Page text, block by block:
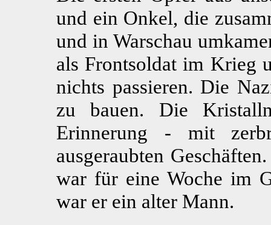
und ein Onkel, die
und in Warschau
als Frontsoldat im Krieg
nichts passieren. Die
zu bauen. Die
Erinnerung - mit
ausgeraubten
war für eine Woche im
war er ein alter Mann.